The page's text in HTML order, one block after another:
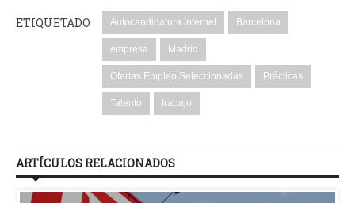
ETIQUETADO Autocandidatura Internet Barcelona
empresa Madrid
Ofertas Empleo Seleccionadas Prácticas
Talento trabajo
ARTÍCULOS RELACIONADOS